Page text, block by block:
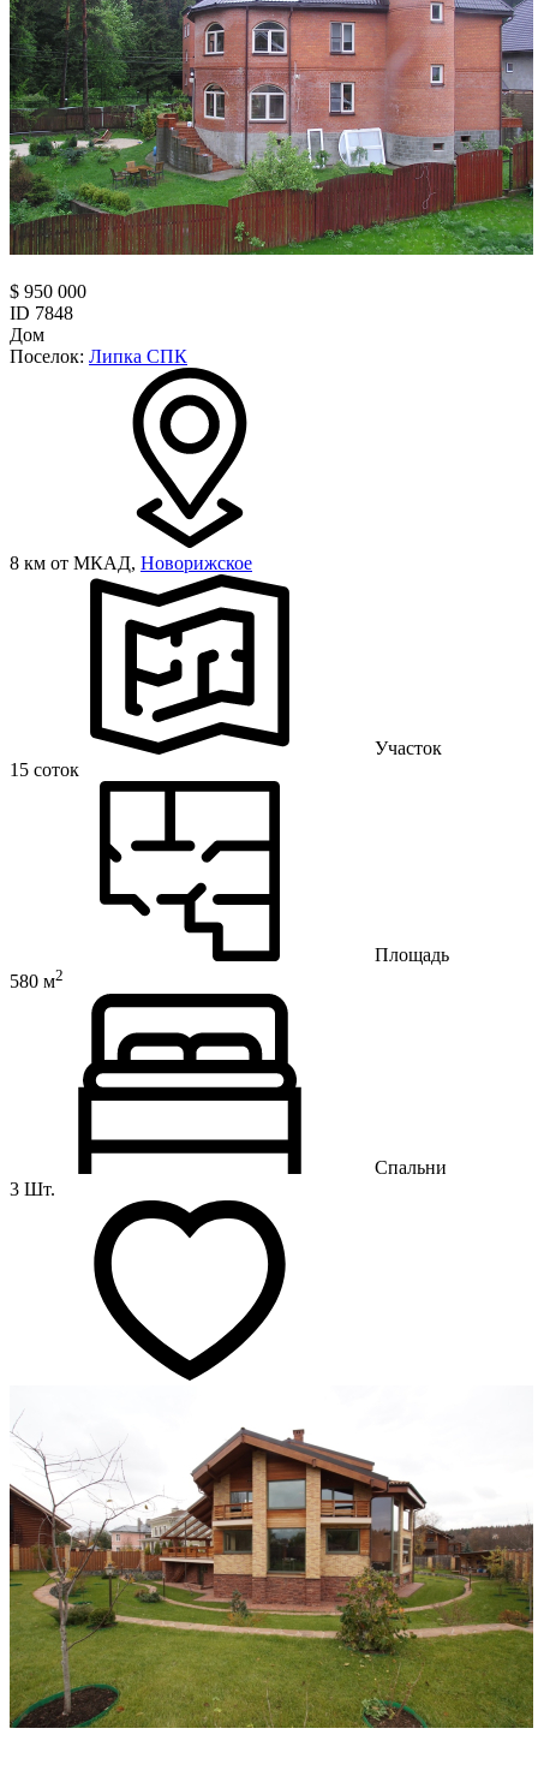
$ 950 000
ID 7848
Дом
Поселок: Липка СПК
8 км от МКАД, Новорижское
Участок
15 соток
Площадь
580 м2
Спальни
3 Шт.